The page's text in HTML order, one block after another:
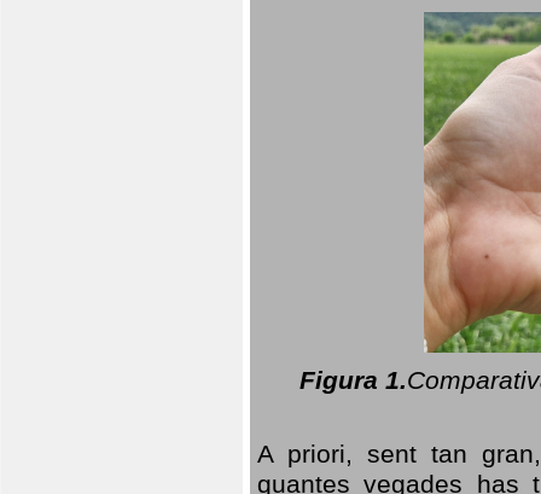
Figura 1.
A priori, sent tan
quantes vegades has